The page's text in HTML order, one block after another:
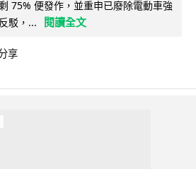
75% 便發作，並重申已廢除電動車強
駁，...
閱讀全文
享